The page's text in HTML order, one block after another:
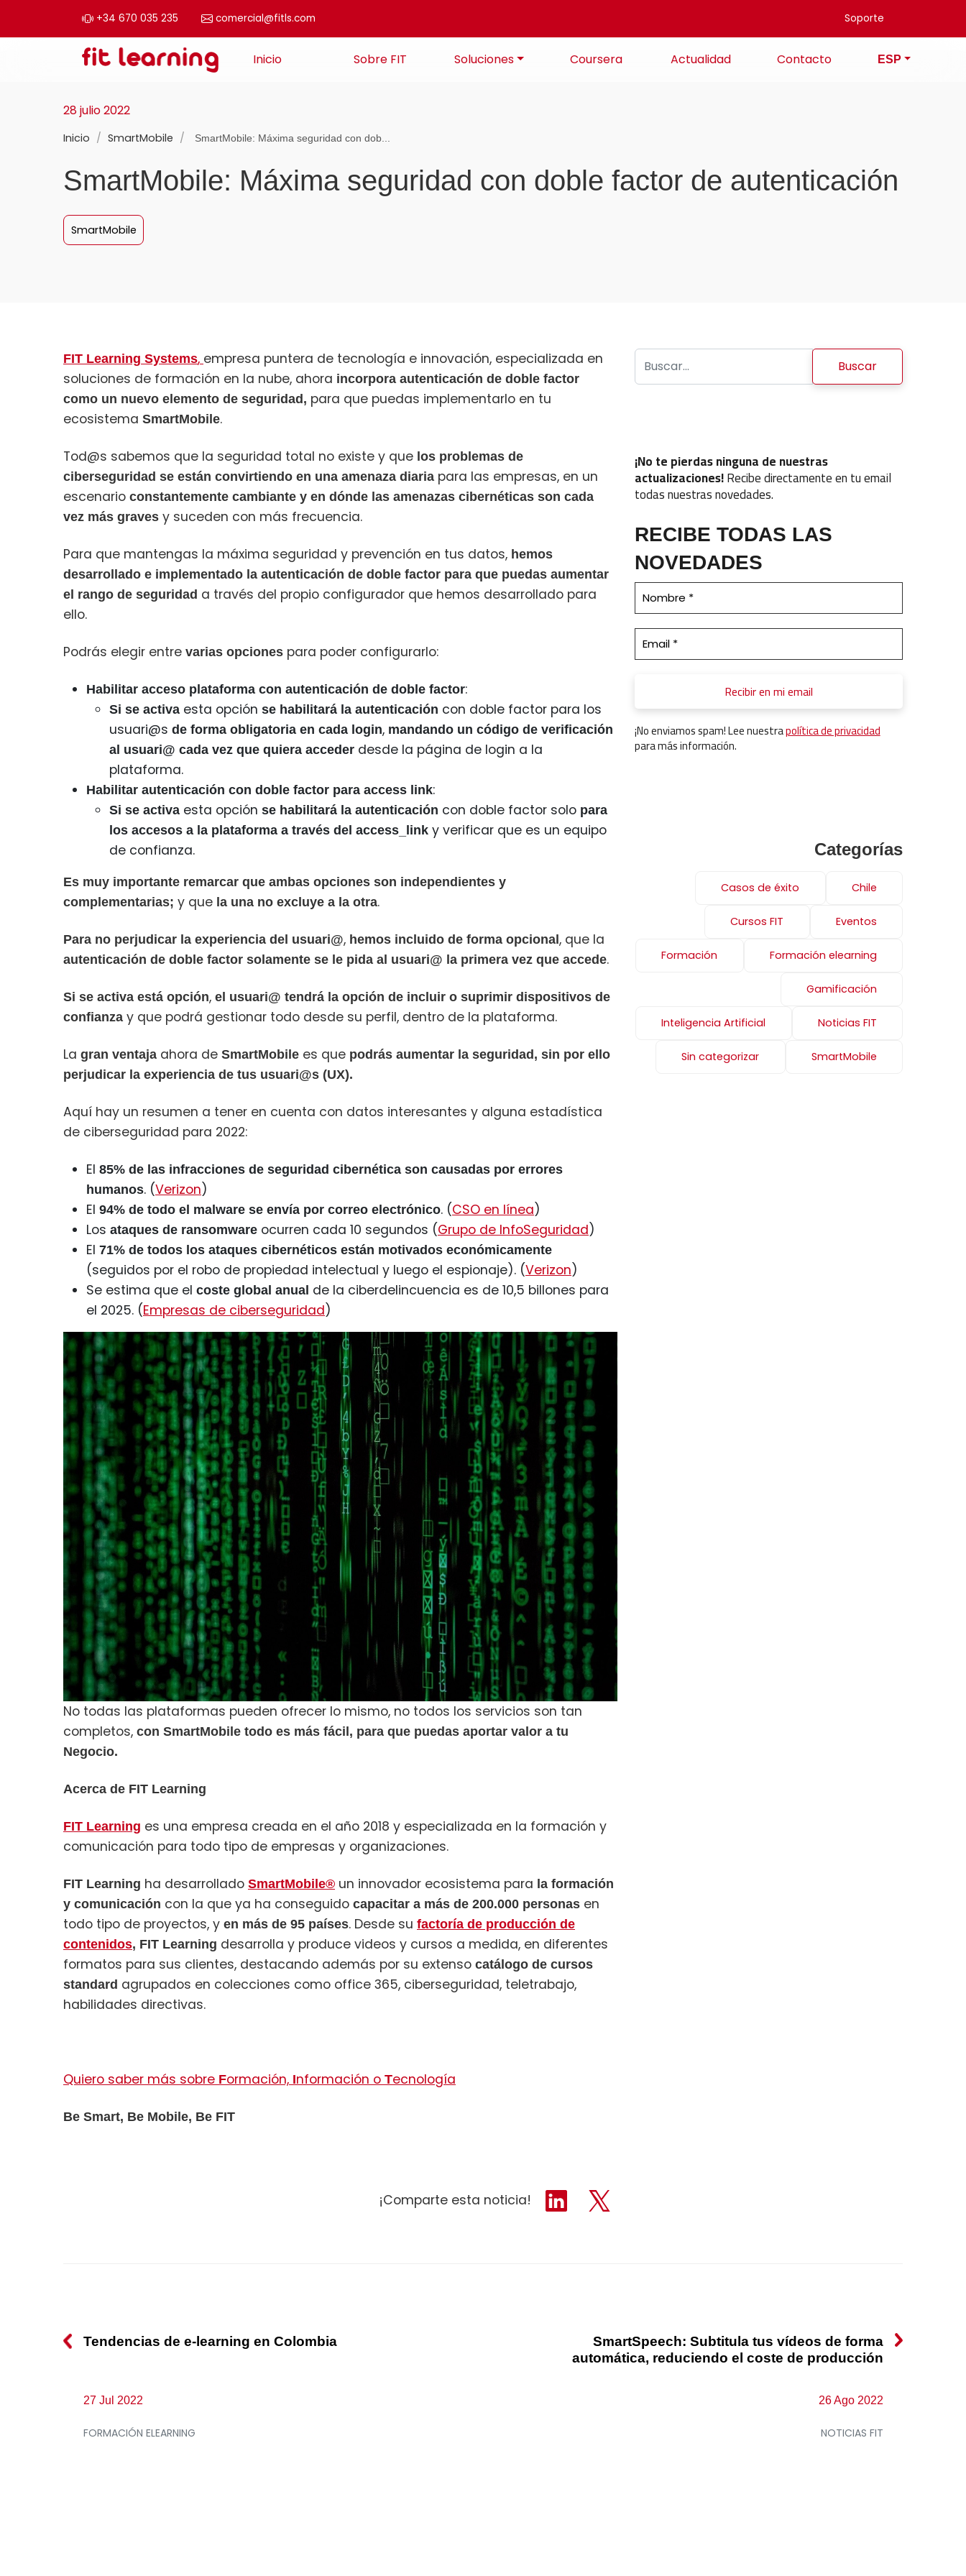
+34 670 035 235 comercial@fitls.com Soporte
Saltar al contenido
Navegación principal Inicio Sobre FIT Soluciones Coursera Actualidad Contacto ESP
28 julio 2022
Inicio / SmartMobile / SmartMobile: Máxima seguridad con dob...
SmartMobile: Máxima seguridad con doble factor de autenticación
SmartMobile
FIT Learning Systems, empresa puntera de tecnología e innovación, especializada en
soluciones de formación en la nube, ahora incorpora autenticación de doble factor
como un nuevo elemento de seguridad, para que puedas implementarlo en tu
ecosistema SmartMobile.
Tod@s sabemos que la seguridad total no existe y que los problemas de
ciberseguridad se están convirtiendo en una amenaza diaria para las empresas, en un
escenario constantemente cambiante y en dónde las amenazas cibernéticas son cada
vez más graves y suceden con más frecuencia.
Para que mantengas la máxima seguridad y prevención en tus datos, hemos
desarrollado e implementado la autenticación de doble factor para que puedas aumentar
el rango de seguridad a través del propio configurador que hemos desarrollado para
ello.
Podrás elegir entre varias opciones para poder configurarlo:
Habilitar acceso plataforma con autenticación de doble factor:
Si se activa esta opción se habilitará la autenticación con doble factor para los
usuari@s de forma obligatoria en cada login, mandando un código de verificación
al usuari@ cada vez que quiera acceder desde la página de login a la
plataforma.
Habilitar autenticación con doble factor para access link:
Si se activa esta opción se habilitará la autenticación con doble factor solo para
los accesos a la plataforma a través del access_link y verificar que es un equipo
de confianza.
Es muy importante remarcar que ambas opciones son independientes y
complementarias; y que la una no excluye a la otra.
Para no perjudicar la experiencia del usuari@, hemos incluido de forma opcional , que la
autenticación de doble factor solamente se le pida al usuari@ la primera vez que accede.
Si se activa está opción, el usuari@ tendrá la opción de incluir o suprimir dispositivos de
confianza y que podrá gestionar todo desde su perfil, dentro de la plataforma.
La gran ventaja ahora de SmartMobile es que podrás aumentar la seguridad, sin por ello
perjudicar la experiencia de tus usuari@s (UX).
Aquí hay un resumen a tener en cuenta con datos interesantes y alguna estadística
de ciberseguridad para 2022:
El 85% de las infracciones de seguridad cibernética son causadas por errores
humanos. (Verizon)
El 94% de todo el malware se envía por correo electrónico. (CSO en línea)
Los ataques de ransomware ocurren cada 10 segundos (Grupo de InfoSeguridad)
El 71% de todos los ataques cibernéticos están motivados económicamente
(seguidos por el robo de propiedad intelectual y luego el espionaje). (Verizon)
Se estima que el coste global anual de la ciberdelincuencia es de 10,5 billones para
el 2025. (Empresas de ciberseguridad)
No todas las plataformas pueden ofrecer lo mismo, no todos los servicios son tan
completos, con SmartMobile todo es más fácil, para que puedas aportar valor a tu
Negocio.
Acerca de FIT Learning
FIT Learning es una empresa creada en el año 2018 y especializada en la formación y
comunicación para todo tipo de empresas y organizaciones.
FIT Learning ha desarrollado SmartMobile® un innovador ecosistema para la formación
y comunicación con la que ya ha conseguido capacitar a más de 200.000 personas en
todo tipo de proyectos, y en más de 95 países. Desde su factoría de producción de
contenidos, FIT Learning desarrolla y produce videos y cursos a medida, en diferentes
formatos para sus clientes, destacando además por su extenso catálogo de cursos
standard agrupados en colecciones como office 365, ciberseguridad, teletrabajo,
habilidades directivas.
Quiero saber más sobre Formación, Información o Tecnología
Be Smart, Be Mobile, Be FIT
¡Comparte esta noticia!
Buscar:
¡No te pierdas ninguna de nuestras
actualizaciones!Recibe directamente en tu email
todas nuestras novedades.
RECIBE TODAS LAS
NOVEDADES
¡No enviamos spam! Lee nuestrapolítica de privacidad
para más información.
Categorías
Casos de éxito Chile
Cursos FIT Eventos
Formación Formación elearning
Gamificación
Inteligencia Artificial Noticias FIT
Sin categorizar SmartMobile
Tendencias de e-learning en Colombia
27 Jul 2022
FORMACIÓN ELEARNING
SmartSpeech: Subtitula tus vídeos de forma
automática, reduciendo el coste de producción
26 Ago 2022
NOTICIAS FIT